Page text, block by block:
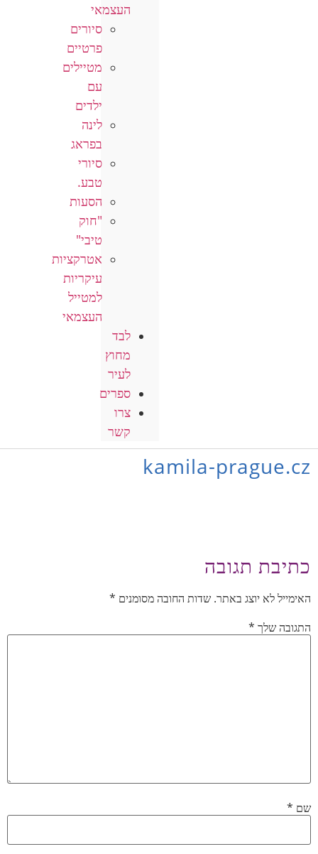
העצמאי
סיורים
פרטיים
מטיילים
עם
ילדים
לינה
בפראג
סיורי
טבע.
הסעות
"חוק
טיבי"
אטרקציות
עיקריות
למטייל
העצמאי
לבד
מחוץ
לעיר
ספרים
צרו
קשר
kamila-prague.cz
כתיבת תגובה
האימייל לא יוצג באתר. שדות החובה מסומנים *
התגובה שלך *
שם *